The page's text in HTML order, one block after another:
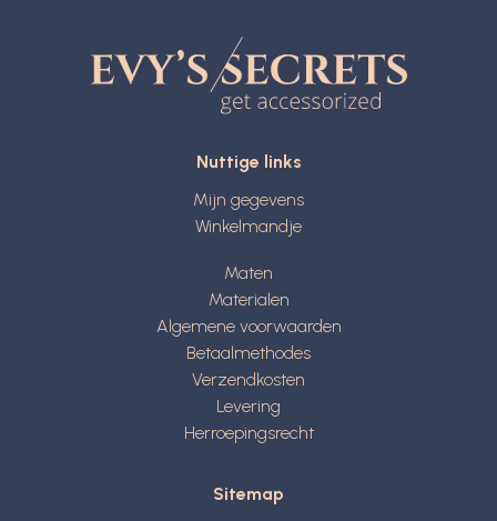
Nuttige links
Mijn gegevens
Winkelmandje
Maten
Materialen
Algemene voorwaarden
Betaalmethodes
Verzendkosten
Levering
Herroepingsrecht
Sitemap